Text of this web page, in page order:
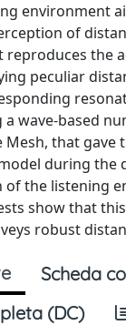
environment
of
reproduces the
peculiar
wave-based
Mesh, that gave
during the
of the listening
show that
robust
Scheda
(DC)